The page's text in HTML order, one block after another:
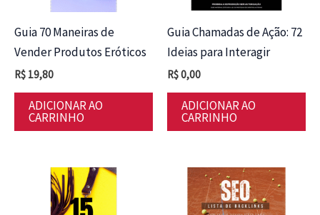
Guia 70 Maneiras de
Vender Produtos Eróticos
R$ 19,80
ADICIONAR AO
CARRINHO
Guia Chamadas de Ação: 72
Ideias para Interagir
R$0,00
ADICIONAR AO
CARRINHO